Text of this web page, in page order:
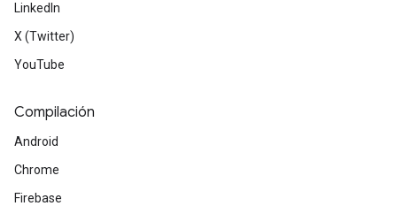
LinkedIn
X (Twitter)
YouTube
Compilación
Android
Chrome
Firebase